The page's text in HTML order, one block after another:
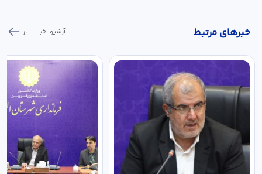
خبر‌های مرتبط آرشیو اخبـــــــــــار